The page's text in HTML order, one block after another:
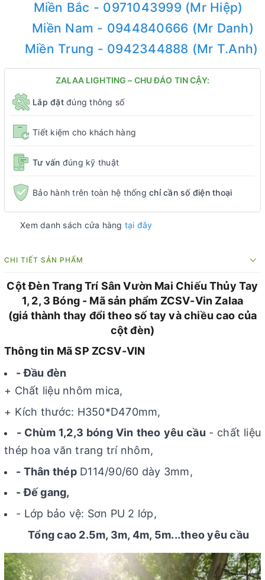
Miền Bắc - 0971043999 (Mr Hiệp)
Miền Nam - 0944840666 (Mr Danh)
Miền Trung - 0942344888 (Mr T.Anh)
ZALAA LIGHTING – CHU ĐÁO TIN CẬY:
Lắp đặtđúng thông số
Tiết kiệm cho khách hàng
Tư vấn đúng kỹ thuật
Bảo hành trên toàn hệ thống chỉ cần số điện thoại
Xem danh sách cửa hàng tại đây
CHI TIẾT SẢN PHẨM
Cột Đèn Trang Trí Sân Vườn Mai Chiếu Thủy Tay
1, 2, 3 Bóng - Mã sản phẩm ZCSV-Vin Zalaa
(giá thành thay đổi theo số tay và chiều cao của
cột đèn)
Thông tin Mã SP ZCSV-VIN
- Đầu đèn
+ Chất liệu nhôm mica,
+ Kích thước: H350*D470mm,
- Chùm 1,2,3 bóng Vin theo yêu cầu - chất liệu
thép hoa văn trang trí nhôm,
- Thân thépD114/90/60 dày 3mm,
- Đế gang,
- Lớp bảo vệ: Sơn PU 2 lớp,
Tổng cao 2.5m, 3m, 4m, 5m...theo yêu cầu